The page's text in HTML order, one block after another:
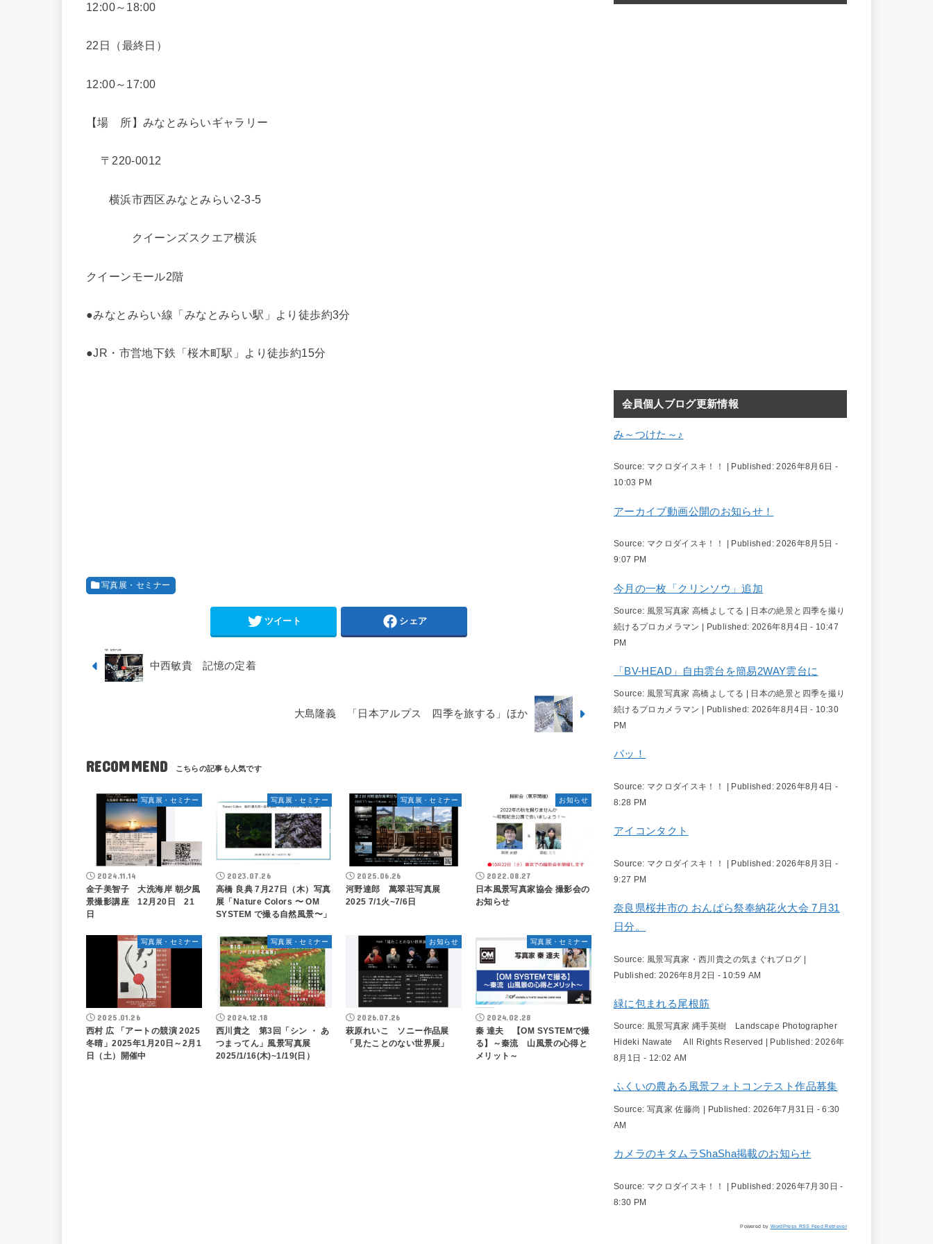
12:00～18:00
22日（最終日）
12:00～17:00
【場 所】みなとみらいギャラリー
〒220-0012
横浜市西区みなとみらい2-3-5
クイーンズスクエア横浜
クイーンモール2階
●みなとみらい線「みなとみらい駅」より徒歩約3分
●JR・市営地下鉄「桜木町駅」より徒歩約15分
写真展・セミナー
ツイート シェア
中西敏貴 記憶の定着
大島隆義 「日本アルプス 四季を旅する」ほか
RECOMMEND
写真展・セミナー
2024.11.14
金子美智子 大洗海岸 朝夕風
景撮影講座 12月20日 21
日
写真展・セミナー
2023.07.26
高橋 良典 7月27日（木）写真
展「Nature Colors 〜 OM
SYSTEM で撮る自然風景〜」
写真展・セミナー
2025.06.26
河野達郎 萬翠荘写真展
2025 7/1火~7/6日
お知らせ
2022.08.27
日本風景写真家協会 撮影会の
お知らせ
写真展・セミナー
2025.01.26
西村 広 「アートの競演 2025
冬晴」2025年1月20日～2月1
日（土）開催中
写真展・セミナー
2024.12.18
西川貴之 第3回「シン ・ あ
つまってん」風景写真展
2025/1/16(木)~1/19(日）
お知らせ
2026.07.26
萩原れいこ ソニー作品展
「見たことのない世界展」
写真展・セミナー
2024.02.28
秦 達夫 【OM SYSTEMで撮
る】～秦流 山風景の心得と
メリット～
会員個人ブログ更新情報
み～つけた～♪
Source: マクロダイスキ！！ Published:2026年8月6日 -
10:03 PM
アーカイブ動画公開のお知らせ！
Source: マクロダイスキ！！ Published:2026年8月5日 -
9:07 PM
今月の一枚「クリンソウ」追加
Source: 風景写真家 高橋よしてる | 日本の絶景と四季を撮り
続けるプロカメラマン | Published: 2026年8月4日 - 10:47
PM
「BV-HEAD」自由雲台を簡易2WAY雲台に
Source: 風景写真家 高橋よしてる | 日本の絶景と四季を撮り
続けるプロカメラマン
Published: 2026年8月4日 - 10:30
PM
パッ！
Source: マクロダイスキ！！ Published:2026年8月4日 -
8:28 PM
アイコンタクト
Source: マクロダイスキ！！ Published:2026年8月3日 -
9:27 PM
奈良県桜井市の おんぱら祭奉納花火大会 7月31
日分。
Source: 風景写真家・西川貴之の気まぐれブログ |
Published: 2026年8月2日 - 10:59 AM
緑に包まれる尾根筋
Source: 風景写真家 縄手英樹 Landscape Photographer
Hideki Nawate All Rights Reserved
Published:2026年
8月1日 - 12:02 AM
ふくいの農ある風景フォトコンテスト作品募集
Source: 写真家 佐藤尚 | Published: 2026年7月31日 - 6:30
AM
カメラのキタムラShaSha掲載のお知らせ
Source: マクロダイスキ！！ | Published:2026年7月30日 -
8:30 PM
Powered by WordPress RSS Feed Retriever